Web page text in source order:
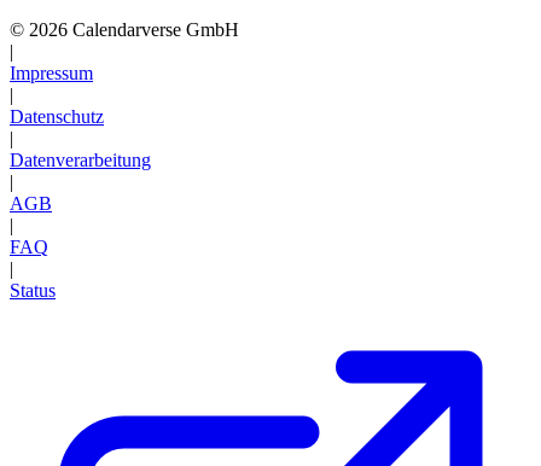
© 2026 Calendarverse GmbH
|
Impressum
|
Datenschutz
|
Datenverarbeitung
|
AGB
|
FAQ
|
Status